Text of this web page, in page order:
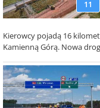
11
Kierowcy pojadą 16
Kamienną Górą. Nowa